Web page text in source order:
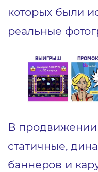
которых были
реальные
В
статичные,
баннеров и